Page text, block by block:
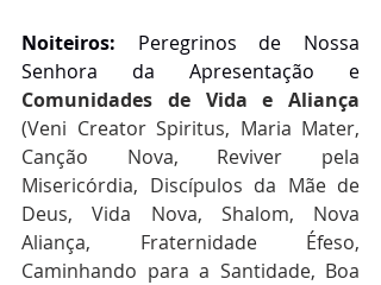
Noiteiros: Peregrinos de Nossa
(Veni Creator Spiritus, Maria Mater,
Canção Nova, Reviver pela
Misericórdia, Discípulos da Mãe de
Deus, Vida Nova, Shalom, Nova
Aliança, Fraternidade Éfeso,
Caminhando para a Santidade, Boa